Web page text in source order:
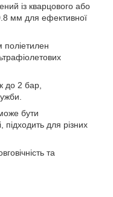
із кварцового або
мм для ефективної
поліетилен
до 2 бар,
бути
підходить для різних
та